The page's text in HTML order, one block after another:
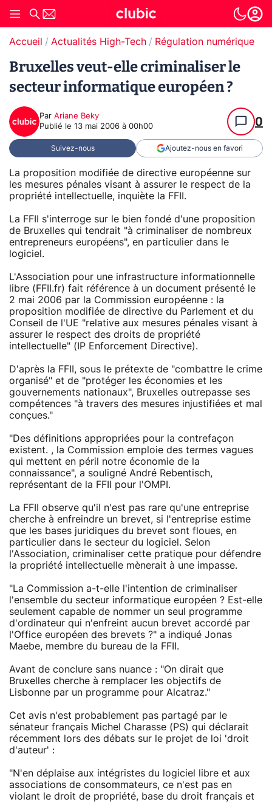
Accueil Actualités High-Tech Régulation numérique
Bruxelles veut-elle criminaliser le
secteur informatique européen ?
Par Ariane Beky
Publié le 13 mai 2006 à 00h00 0
Suivez-nous Ajoutez-nous en favori
La proposition modifiée de directive européenne sur
les mesures pénales visant à assurer le respect de la
propriété intellectuelle, inquiète la FFII.
La FFII s'interroge sur le bien fondé d'une proposition
de Bruxelles qui tendrait "à criminaliser de nombreux
entrepreneurs européens", en particulier dans le
logiciel.
L'Association pour une infrastructure informationnelle
libre (FFII.fr) fait référence à un document présenté le
2 mai 2006 par la Commission européenne : la
proposition modifiée de directive du Parlement et du
Conseil de l'UE "relative aux mesures pénales visant à
assurer le respect des droits de propriété
intellectuelle" (IP Enforcement Directive).
D'après la FFII, sous le prétexte de "combattre le crime
organisé" et de "protéger les économies et les
gouvernements nationaux", Bruxelles outrepasse ses
compétences "à travers des mesures injustifiées et mal
conçues."
"Des définitions appropriées pour la contrefaçon
existent. , la Commission emploie des termes vagues
qui mettent en péril notre économie de la
connaissance", a souligné André Rebentisch,
représentant de la FFII pour l'OMPI.
La FFII observe qu'il n'est pas rare qu'une entreprise
cherche à enfreindre un brevet, si l'entreprise estime
que les bases juridiques du brevet sont floues, en
particulier dans le secteur du logiciel. Selon
l'Association, criminaliser cette pratique pour défendre
la propriété intellectuelle mènerait à une impasse.
"La Commission a-t-elle l'intention de criminaliser
l'ensemble du secteur informatique européen ? Est-elle
seulement capable de nommer un seul programme
d'ordinateur qui n'enfreint aucun brevet accordé par
l'Office européen des brevets ?" a indiqué Jonas
Maebe, membre du bureau de la FFII.
Avant de conclure sans nuance : "On dirait que
Bruxelles cherche à remplacer les objectifs de
Lisbonne par un programme pour Alcatraz."
Cet avis n'est probablement pas partagé par le
sénateur français Michel Charasse (PS) qui déclarait
récemment lors des débats sur le projet de loi 'droit
d'auteur' :
"N'en déplaise aux intégristes du logiciel libre et aux
associations de consommateurs, ce n'est pas en
violant le droit de propriété, base du droit français et